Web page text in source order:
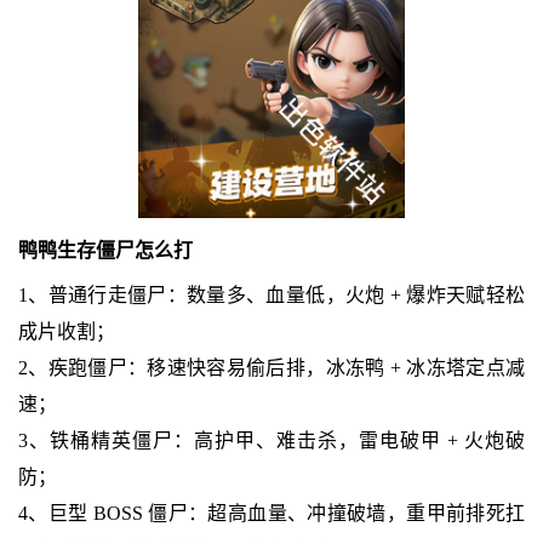
鸭鸭生存僵尸怎么打
1、普通行走僵尸：数量多、血量低，火炮 + 爆炸天赋轻松
成片收割；
2、疾跑僵尸：移速快容易偷后排，冰冻鸭 + 冰冻塔定点减
速；
3、铁桶精英僵尸：高护甲、难击杀，雷电破甲 + 火炮破
防；
4、巨型 BOSS 僵尸：超高血量、冲撞破墙，重甲前排死扛